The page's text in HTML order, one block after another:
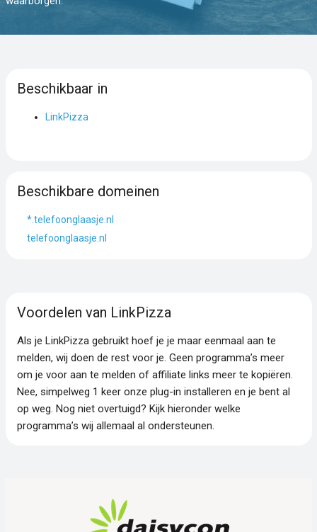
Beschikbaar in
LinkPizza
Beschikbare domeinen
*.telefoonglaasje.nl
telefoonglaasje.nl
Voordelen van LinkPizza
Als je LinkPizza gebruikt hoef je je maar eenmaal aan te
melden, wij doen de rest voor je. Geen programma’s meer
om je voor aan te melden of affiliate links meer te kopiëren.
Nee, simpelweg 1 keer onze plug-in installeren en je bent al
op weg. Nog niet overtuigd? Kijk hieronder welke
programma’s wij allemaal al ondersteunen.